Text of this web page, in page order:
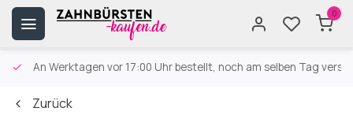
0
An Werktagen vor 17:00 Uhr bestellt, noch am selben Tag
Zurück